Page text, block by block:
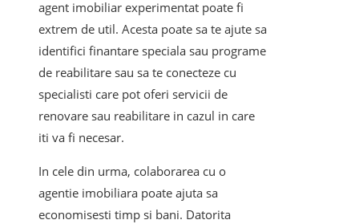
agent imobiliar experimentat poate fi
extrem de util. Acesta poate sa te ajute sa
identifici finantare speciala sau programe
de reabilitare sau sa te conecteze cu
specialisti care pot oferi servicii de
renovare sau reabilitare in cazul in care
iti va fi necesar.
In cele din urma, colaborarea cu o
agentie imobiliara poate ajuta sa
economisesti timp si bani. Datorita